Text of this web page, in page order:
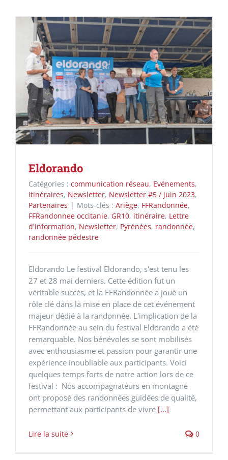
Eldorando
Catégories : communication réseau, Evénements,
Itinéraires, Newsletter, Newsletter #5 / juin 2023,
Partenaires | Mots-clés : Ariège, FFRandonnée,
FFRandonnee occitanie, GR10, itinéraire, Lettre
d'information, Newsletter, Pyrénées, randonnée,
randonnée pédestre
Eldorando Le festival Eldorando, s'est tenu les
27 et 28 mai derniers. Cette édition fut un
véritable succès, et la FFRandonnée a joué un
rôle clé dans la mise en place de cet événement
majeur dédié à la randonnée. L'implication de la
FFRandonnée au sein du festival Eldorando a été
remarquable. Nos bénévoles se sont mobilisés
avec enthousiasme et passion pour garantir une
expérience inoubliable aux participants. Voici
quelques temps forts de notre action lors de ce
festival : Nos accompagnateurs en montagne
ont proposé des randonnées guidées de qualité,
permettant aux participants de vivre [...]
Lire la suite 0